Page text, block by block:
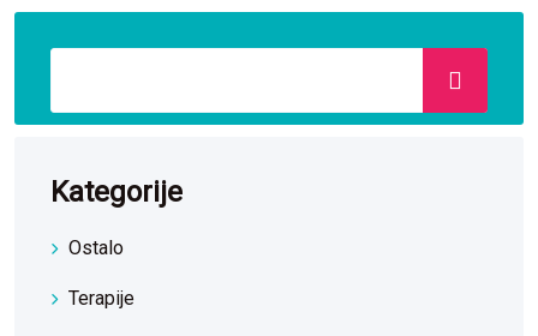
Kategorije
Ostalo
Terapije